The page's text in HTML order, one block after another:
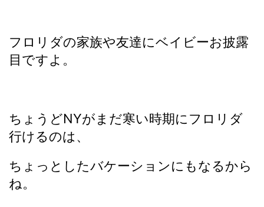
フロリダの家族や友達にベイビーお披露
目ですよ。
ちょうどNYがまだ寒い時期にフロリダ
行けるのは、
ちょっとしたバケーションにもなるから
ね。